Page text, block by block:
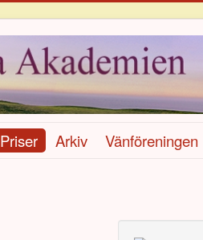
Priser Arkiv Vänföreningen